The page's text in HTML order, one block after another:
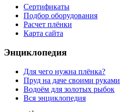
Сертификаты
Подбор оборудования
Расчет плёнки
Карта сайта
Энциклопедия
Для чего нужна плёнка?
Пруд на даче своими руками
Водоём для золотых рыбок
Вся энциклопедия